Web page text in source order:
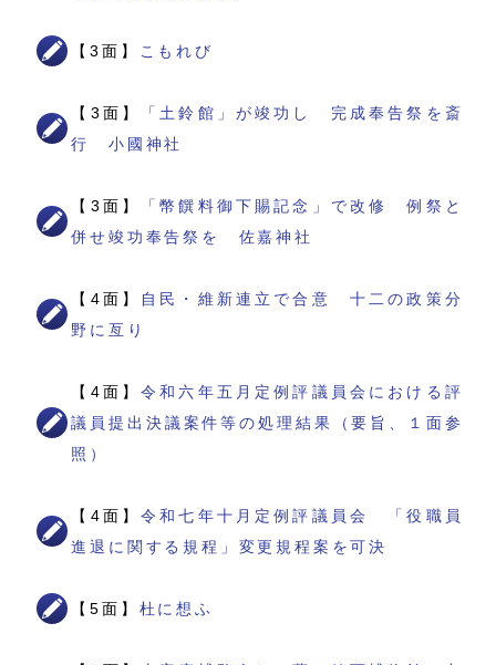
【3面】 こもれび
【3面】
「土鈴館」が竣功し 完成奉告祭を斎
行 小國神社
【3面】
「幣饌料御下賜記念」で改修 例祭と
併せ竣功奉告祭を 佐嘉神社
【4面】
自民・維新連立で合意 十二の政策分
野に亙り
【4面】令和六年五月定例評議員会における評
議員提出決議案件等の処理結果（要旨、１面参
照）
【4面】令和七年十月定例評議員会 「役職員
進退に関する規程」変更規程案を可決
【5面】 杜に想ふ